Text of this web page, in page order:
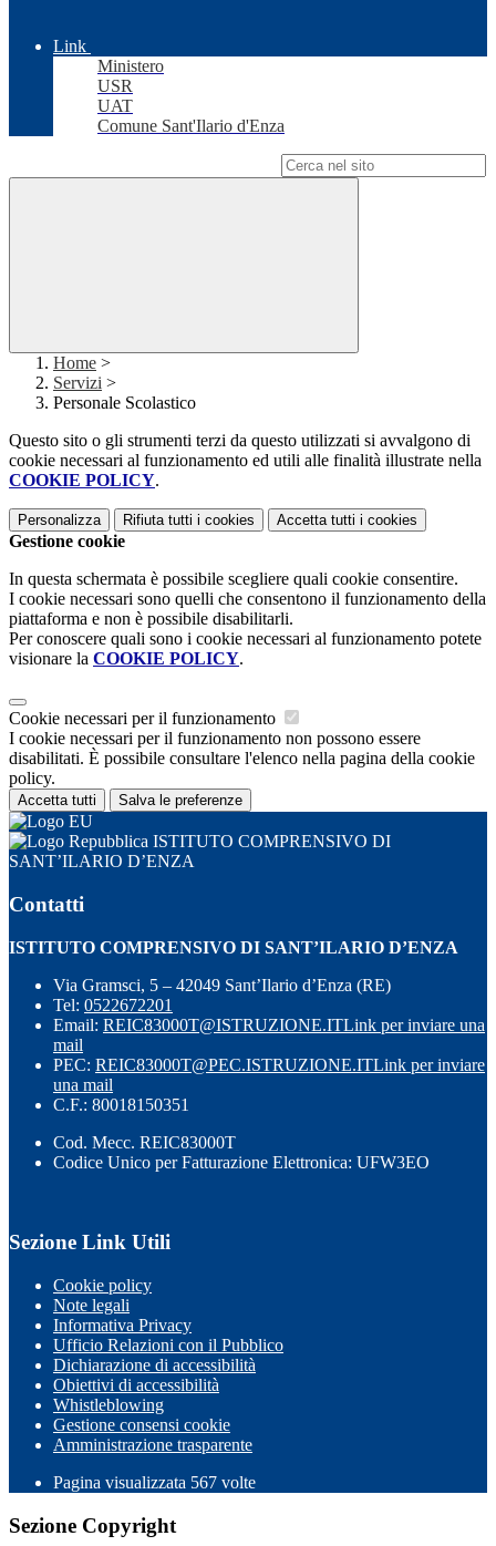
Link
Ministero
USR
UAT
Comune Sant'Ilario d'Enza
Home >
Servizi >
Personale Scolastico
Questo sito o gli strumenti terzi da questo utilizzati si avvalgono di
cookie necessari al funzionamento ed utili alle finalità illustrate nella
COOKIE POLICY.
Personalizza Rifiuta tutti i cookies Accetta tutti i cookies
Gestione cookie
In questa schermata è possibile scegliere quali cookie consentire.
I cookie necessari sono quelli che consentono il funzionamento della
piattaforma e non è possibile disabilitarli.
Per conoscere quali sono i cookie necessari al funzionamento potete
visionare la COOKIE POLICY.
Cookie necessari per il funzionamento
I cookie necessari per il funzionamento non possono essere
disabilitati. È possibile consultare l'elenco nella pagina della cookie
policy.
Accetta tutti Salva le preferenze
ISTITUTO COMPRENSIVO DI
SANT’ILARIO D’ENZA
Contatti
ISTITUTO COMPRENSIVO DI SANT’ILARIO D’ENZA
Via Gramsci, 5 – 42049 Sant’Ilario d’Enza (RE)
Tel: 0522672201
Email: REIC83000T@ISTRUZIONE.ITLink per inviare una
mail
PEC: REIC83000T@PEC.ISTRUZIONE.ITLink per inviare
una mail
C.F.: 80018150351
Cod. Mecc. REIC83000T
Codice Unico per Fatturazione Elettronica: UFW3EO
Sezione Link Utili
Cookie policy
Note legali
Informativa Privacy
Ufficio Relazioni con il Pubblico
Dichiarazione di accessibilità
Obiettivi di accessibilità
Whistleblowing
Gestione consensi cookie
Amministrazione trasparente
Pagina visualizzata 567 volte
Sezione Copyright